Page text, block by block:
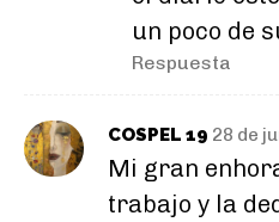
un poco de
Respuesta
COSPEL 19 28 de
Mi gran
trabajo y la